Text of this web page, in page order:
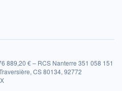
889,20 € – RCS Nanterre 351 058 151
CS 80134, 92772